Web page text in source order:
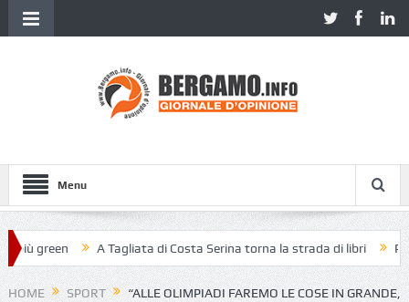
Menu
green A Tagliata di Costa Serina torna la strada di libri Piazza
HOME SPORT
“ALLE OLIMPIADI FAREMO LE COSE IN GRANDE,